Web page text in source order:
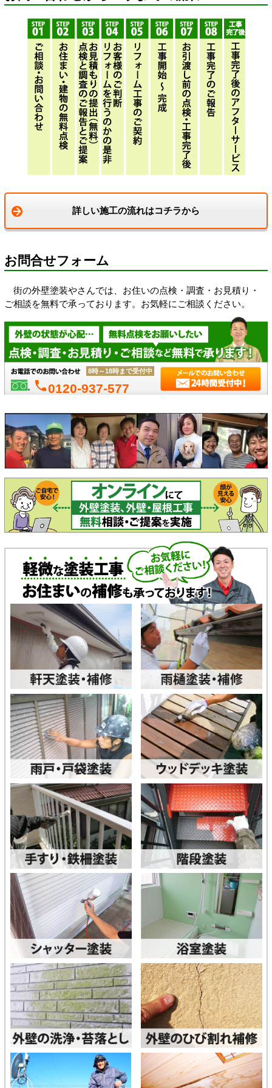
詳しい施工の流れはコチラから
お問合せフォーム
街の外壁塗装やさんでは、お住いの点検・調査・お見積り・
ご相談を無料で承っております。お気軽にご相談ください。
phone0120-937-577
8時～18時まで受付中